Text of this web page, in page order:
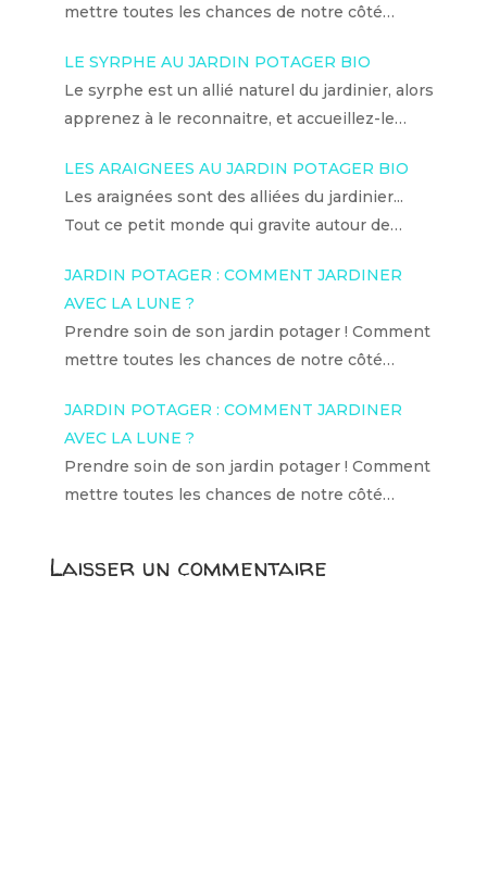
mettre toutes les chances de notre côté…
LE SYRPHE AU JARDIN POTAGER BIO
Le syrphe est un allié naturel du jardinier, alors
apprenez à le reconnaitre, et accueillez-le…
LES ARAIGNEES AU JARDIN POTAGER BIO
Les araignées sont des alliées du jardinier...
Tout ce petit monde qui gravite autour de…
JARDIN POTAGER : COMMENT JARDINER
AVEC LA LUNE ?
Prendre soin de son jardin potager ! Comment
mettre toutes les chances de notre côté…
JARDIN POTAGER : COMMENT JARDINER
AVEC LA LUNE ?
Prendre soin de son jardin potager ! Comment
mettre toutes les chances de notre côté…
Laisser un commentaire